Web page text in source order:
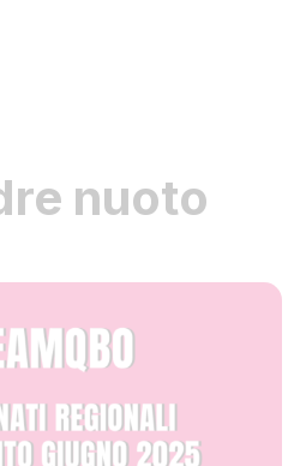
nuoto